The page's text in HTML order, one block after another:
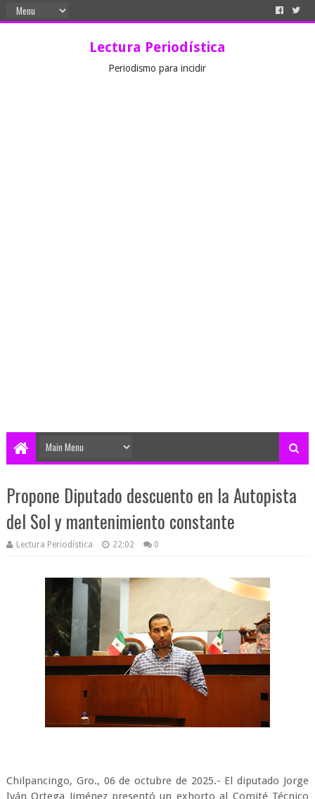
Lectura Periodística
Periodismo para incidir
Propone Diputado descuento en la Autopista
del Sol y mantenimiento constante
Lectura Periodística 22:02 0
Chilpancingo, Gro., 06 de octubre de 2025.- El diputado Jorge
Iván Ortega Jiménez presentó un exhorto al Comité Técnico